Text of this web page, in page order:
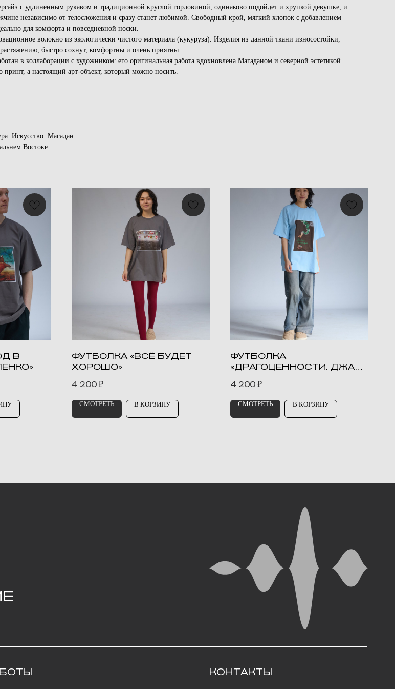
с удлиненным рукавом и традиционной круглой горловиной, одинаково подойдет и хрупкой девушке, и
независимо от телосложения и сразу станет любимой. Свободный крой, мягкий хлопок с добавлением
для комфорта и повседневной носки.
волокно из экологически чистого материала (кукуруза). Изделия из данной ткани износостойки,
быстро сохнут, комфортны и очень приятны.
в коллаборации с художником: его оригинальная работа вдохновлена Магаданом и северной эстетикой.
принт, а настоящий арт-объект, который можно носить.
Искусство. Магадан.
Востоке.
В
ФУТБОЛКА «ВСЁ БУДЕТ
ХОРОШО»
4 200₽
СМОТРЕТЬ В КОРЗИНУ
ФУТБОЛКА
«ДРАГОЦЕННОСТИ. ДЖАН-
4 200₽
СМОТРЕТЬ В КОРЗИНУ
+7 (914) 03-05-278